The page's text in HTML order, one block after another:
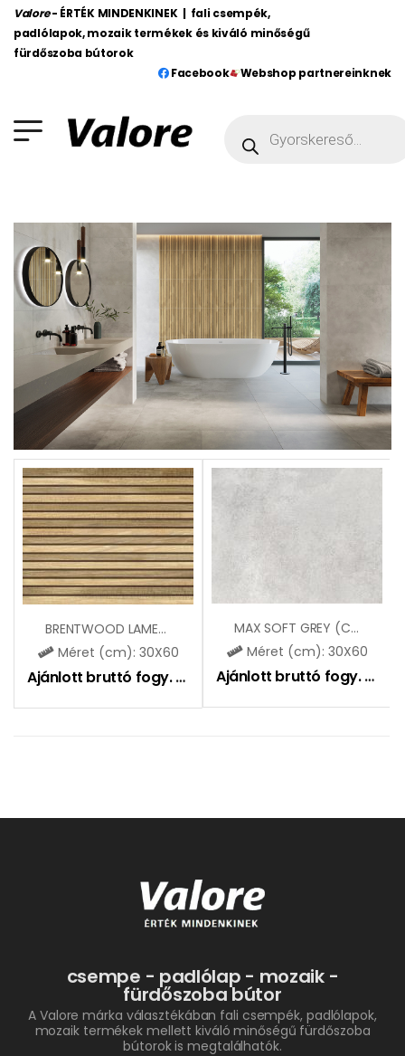
Valore - ÉRTÉK MINDENKINEK | fali csempék,
padlólapok, mozaik termékek és kiváló minőségű
fürdőszoba bútorok
Facebook
Webshop partnereinknek
BRENTWOOD LAMEL (CCR128)
Méret (cm): 30X60
Ajánlott bruttó fogy. ár: 10590Ft
MAX SOFT GREY (CCR27)
Méret (cm): 30X60
Ajánlott bruttó fogy. ár:
csempe - padlólap - mozaik -
fürdőszoba bútor
A Valore márka választékában fali csempék, padlólapok,
mozaik termékek mellett kiváló minőségű fürdőszoba
bútorok is megtalálhatók.